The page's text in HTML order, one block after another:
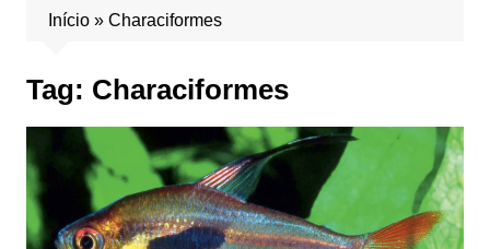
Início» Characiformes
Tag: Characiformes